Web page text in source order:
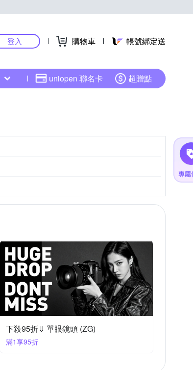
登入 購物車 帳號綁定送
uniopen 聯名卡 超贈點
下殺95折⇓ 單眼鏡頭 (ZG)
滿1享95折